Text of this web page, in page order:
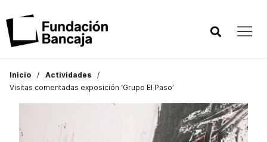
Inicio
Actividades
Visitas comentadas exposición ‘Grupo El Paso’